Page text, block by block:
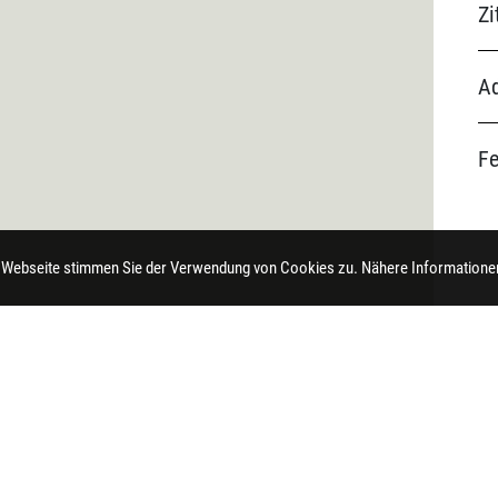
stimmen Sie der Verwendung von Cookies zu. Nähere